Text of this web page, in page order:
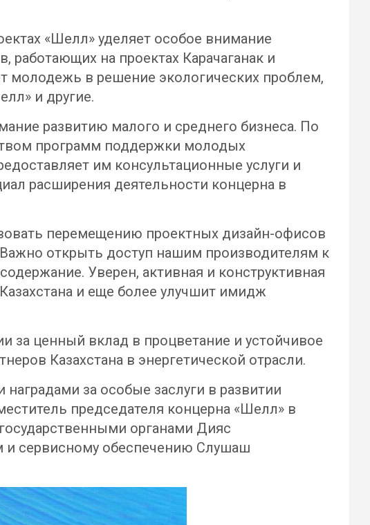
«Шелл» уделяет особое внимание
работающих на проектах Карачаганак и
молодежь в решение экологических проблем,
и другие.
развитию малого и среднего бизнеса. По
программ поддержки молодых
им консультационные услуги и
расширения деятельности концерна в
перемещению проектных дизайн-офисов
открыть доступ нашим производителям к
Уверен, активная и конструктивная
и еще более улучшит имидж
за ценный вклад в процветание и устойчивое
Казахстана в энергетической отрасли.
за особые заслуги в развитии
председателя концерна «Шелл» в
органами Дияс
и сервисному обеспечению Слушаш